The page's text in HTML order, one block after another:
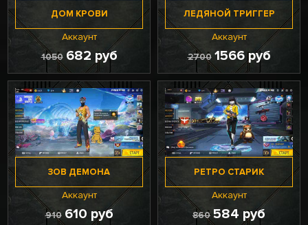
ДОМ КРОВИ
Аккаунт
1050 682 руб
ЛЕДЯНОЙ ТРИГГЕР
Аккаунт
2700 1566 руб
ЗОВ ДЕМОНА
Аккаунт
910 610 руб
РЕТРО СТАРИК
Аккаунт
860 584 руб